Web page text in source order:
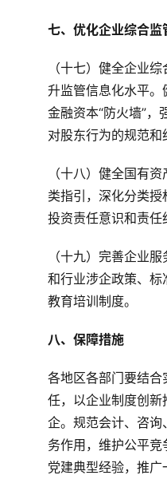
七、优化企业综合监
（十七）健全企业
升监管信息化水平
金融资本“防火墙”
对股东行为的规范和
（十八）健全国有
类指引，深化分类
投资责任意识和责任
（十九）完善企业
和行业涉企政策、标
教育培训制度。
八、保障措施
各地区各部门要结
任，以企业制度创
企。规范会计、咨
务作用，维护公平
党建典型经验，推广